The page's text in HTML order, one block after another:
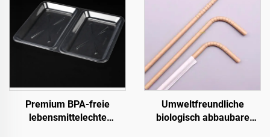
Premium BPA-freie
lebensmittelechte
Umweltfreundliche
biologisch abbaubare